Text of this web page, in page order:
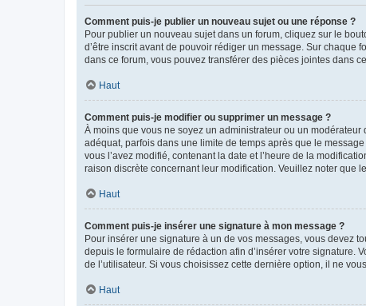
Comment puis-je publier un nouveau sujet ou une réponse ?
Pour publier un nouveau sujet dans un forum, cliquez sur le
d’être inscrit avant de pouvoir rédiger un message. Sur chaque
dans ce forum, vous pouvez transférer des pièces jointes dans
Haut
Comment puis-je modifier ou supprimer un message ?
À moins que vous ne soyez un administrateur ou un
adéquat, parfois dans une limite de temps après que le
vous l’avez modifié, contenant la date et l’heure de la
raison discrète concernant leur modification. Veuillez noter que
Haut
Comment puis-je insérer une signature à mon message ?
Pour insérer une signature à un de vos messages, vous devez
depuis le formulaire de rédaction afin d’insérer votre signature.
de l’utilisateur. Si vous choisissez cette dernière option, il ne
Haut